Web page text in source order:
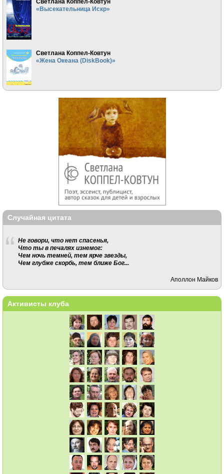
«Высекательница Искр»
Светлана Коппел-Ковтун
«Жена Океана (DiskBook)»
Случайная цитата
Не говори, что нет спасенья,
Что ты в печалях изнемог:
Чем ночь темней, тем ярче звезды,
Чем глубже скорбь, тем ближе Бог...
Аполлон Майков
Активисты клуба